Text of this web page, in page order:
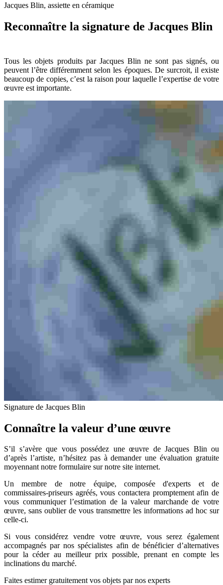
Jacques Blin, assiette en céramique
Reconnaître la signature de Jacques Blin
Tous les objets produits par Jacques Blin ne sont pas signés, ou
peuvent l’être différemment selon les époques. De surcroit, il existe
beaucoup de copies, c’est la raison pour laquelle l’expertise de votre
œuvre est importante.
Signature de Jacques Blin
Connaître la valeur d’une œuvre
S’il s’avère que vous possédez une œuvre de Jacques Blin ou
d’après l’artiste, n’hésitez pas à demander une évaluation gratuite
moyennant notre formulaire sur notre site internet.
Un membre de notre équipe, composée d'experts et de
commissaires-priseurs agréés, vous contactera promptement afin de
vous communiquer l’estimation de la valeur marchande de votre
œuvre, sans oublier de vous transmettre les informations ad hoc sur
celle-ci.
Si vous considérez vendre votre œuvre, vous serez également
accompagnés par nos spécialistes afin de bénéficier d’alternatives
pour la céder au meilleur prix possible, prenant en compte les
inclinations du marché.
Faites estimer gratuitement vos objets par nos experts